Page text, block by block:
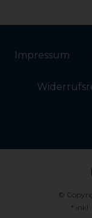
Impressum
©
* inkl.